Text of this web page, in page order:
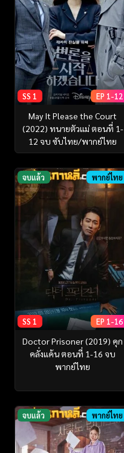
SS 1 EP 1-12
May It Please the Court
(2022) ทนายตัวแม่ ตอนที่ 1-
12 จบ ซับไทย/พากย์ไทย
จบแล้ว พากย์ไทย
SS 1 EP 1-16
Doctor Prisoner (2019) คุก
คลั่งแค้น ตอนที่ 1-16 จบ
พากย์ไทย
จบแล้ว พากย์ไทย